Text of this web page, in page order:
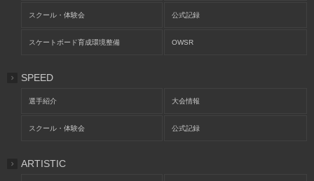
スクール・体験会 公式記録
スケートボード育成環境整備 OWSR
SPEED
選手紹介 大会情報
スクール・体験会 公式記録
ARTISTIC